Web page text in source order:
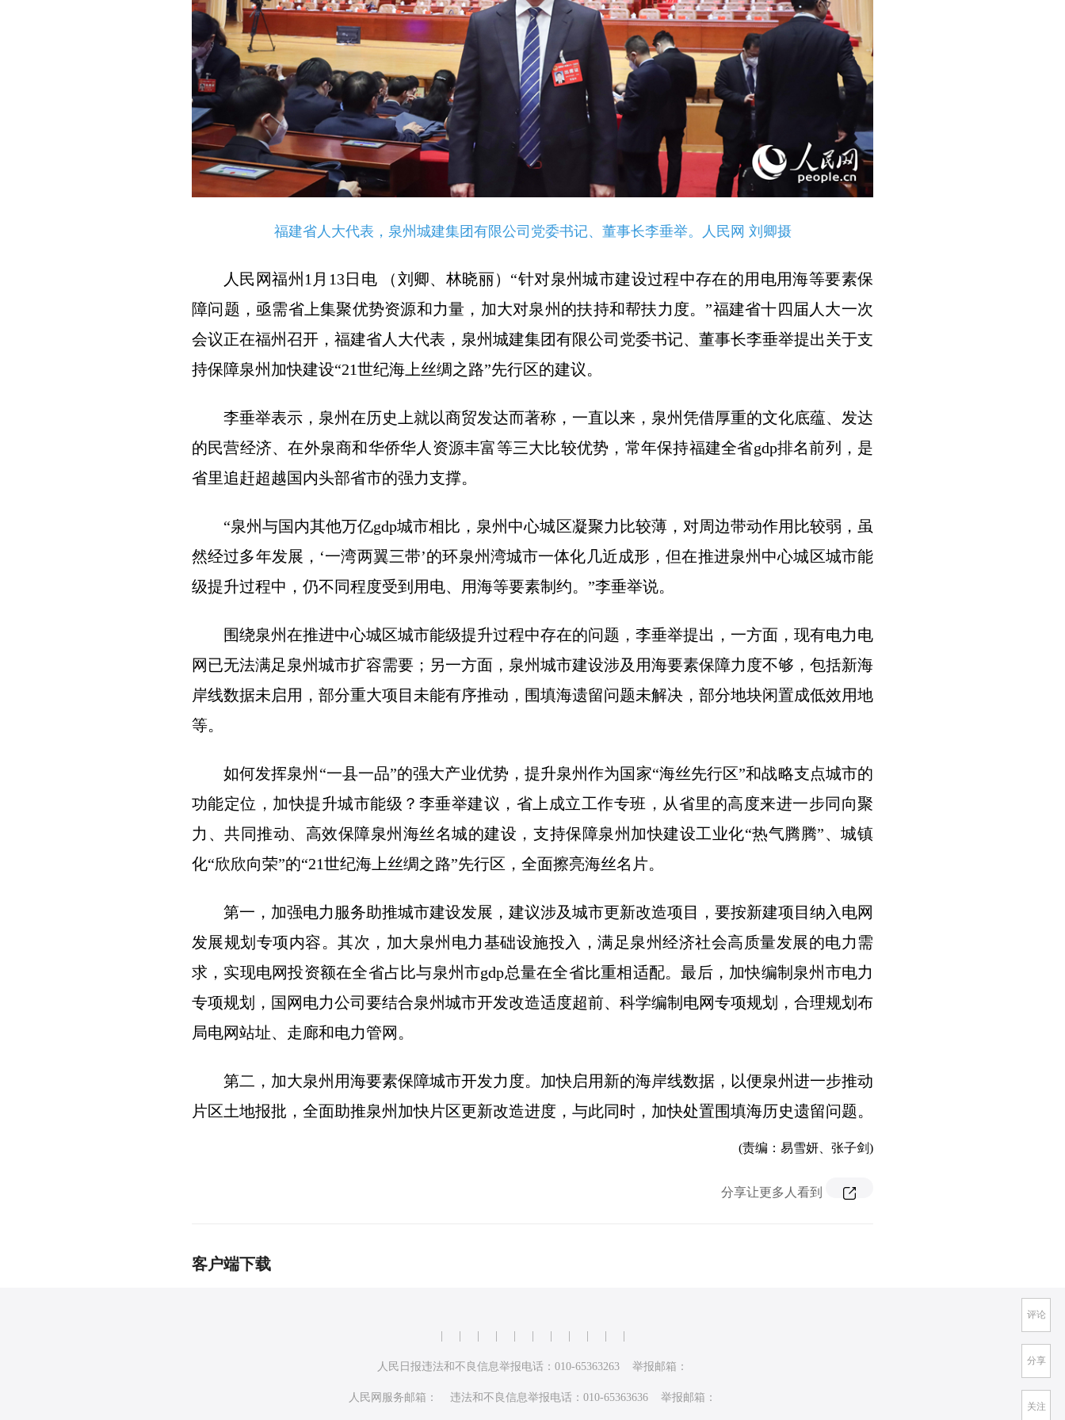
福建省人大代表，泉州城建集团有限公司党委书记、董事长李垂举。人民网 刘卿摄
人民网福州1月13日电 （刘卿、林晓丽）“针对泉州城市建设过程中存在的用电用海等要素保
障问题，亟需省上集聚优势资源和力量，加大对泉州的扶持和帮扶力度。”福建省十四届人大一次
会议正在福州召开，福建省人大代表，泉州城建集团有限公司党委书记、董事长李垂举提出关于支
持保障泉州加快建设“21世纪海上丝绸之路”先行区的建议。
李垂举表示，泉州在历史上就以商贸发达而著称，一直以来，泉州凭借厚重的文化底蕴、发达
的民营经济、在外泉商和华侨华人资源丰富等三大比较优势，常年保持福建全省gdp排名前列，是
省里追赶超越国内头部省市的强力支撑。
“泉州与国内其他万亿gdp城市相比，泉州中心城区凝聚力比较薄，对周边带动作用比较弱，虽
然经过多年发展，‘一湾两翼三带’的环泉州湾城市一体化几近成形，但在推进泉州中心城区城市能
级提升过程中，仍不同程度受到用电、用海等要素制约。”李垂举说。
围绕泉州在推进中心城区城市能级提升过程中存在的问题，李垂举提出，一方面，现有电力电
网已无法满足泉州城市扩容需要；另一方面，泉州城市建设涉及用海要素保障力度不够，包括新海
岸线数据未启用，部分重大项目未能有序推动，围填海遗留问题未解决，部分地块闲置成低效用地
等。
如何发挥泉州“一县一品”的强大产业优势，提升泉州作为国家“海丝先行区”和战略支点城市的
功能定位，加快提升城市能级？李垂举建议，省上成立工作专班，从省里的高度来进一步同向聚
力、共同推动、高效保障泉州海丝名城的建设，支持保障泉州加快建设工业化“热气腾腾”、城镇
化“欣欣向荣”的“21世纪海上丝绸之路”先行区，全面擦亮海丝名片。
第一，加强电力服务助推城市建设发展，建议涉及城市更新改造项目，要按新建项目纳入电网
发展规划专项内容。其次，加大泉州电力基础设施投入，满足泉州经济社会高质量发展的电力需
求，实现电网投资额在全省占比与泉州市gdp总量在全省比重相适配。最后，加快编制泉州市电力
专项规划，国网电力公司要结合泉州城市开发改造适度超前、科学编制电网专项规划，合理规划布
局电网站址、走廊和电力管网。
第二，加大泉州用海要素保障城市开发力度。加快启用新的海岸线数据，以便泉州进一步推动
片区土地报批，全面助推泉州加快片区更新改造进度，与此同时，加快处置围填海历史遗留问题。
(责编：易雪妍、张子剑)
分享让更多人看到
客户端下载
人民日报违法和不良信息举报电话：010-65363263 举报邮箱：
人民网服务邮箱： 违法和不良信息举报电话：010-65363636 举报邮箱：
评论
分享
关注